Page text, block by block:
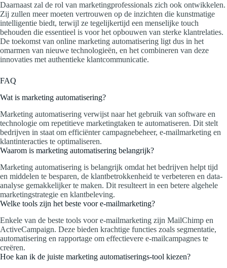
Daarnaast zal de rol van marketingprofessionals zich ook ontwikkelen.
Zij zullen meer moeten vertrouwen op de inzichten die kunstmatige
intelligentie biedt, terwijl ze tegelijkertijd een menselijke touch
behouden die essentieel is voor het opbouwen van sterke klantrelaties.
De toekomst van online marketing automatisering ligt dus in het
omarmen van nieuwe technologieën, en het combineren van deze
innovaties met authentieke klantcommunicatie.
FAQ
Wat is marketing automatisering?
Marketing automatisering verwijst naar het gebruik van software en
technologie om repetitieve marketingtaken te automatiseren. Dit stelt
bedrijven in staat om efficiënter campagnebeheer, e-mailmarketing en
klantinteracties te optimaliseren.
Waarom is marketing automatisering belangrijk?
Marketing automatisering is belangrijk omdat het bedrijven helpt tijd
en middelen te besparen, de klantbetrokkenheid te verbeteren en data-
analyse gemakkelijker te maken. Dit resulteert in een betere algehele
marketingstrategie en klantbeleving.
Welke tools zijn het beste voor e-mailmarketing?
Enkele van de beste tools voor e-mailmarketing zijn MailChimp en
ActiveCampaign. Deze bieden krachtige functies zoals segmentatie,
automatisering en rapportage om effectievere e-mailcampagnes te
creëren.
Hoe kan ik de juiste marketing automatiserings-tool kiezen?